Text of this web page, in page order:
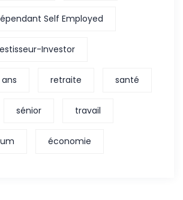
Self Employed
Investor
retraite santé
sénior travail
économie